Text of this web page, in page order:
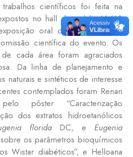
científicos foi feita na
no hall do prédio V (60
oral de oito trabalhos
científica do evento. Os
cada área foram agraciados
Da linha de planejamento e
naturais e sintéticos de interesse
contemplados foram Renan
pôster “Caracterização
dos extratos hidroetanólicos
floridaDC, e Eugenia
os parâmetros bioquímicos
Wistar diabéticos”, e Helloana